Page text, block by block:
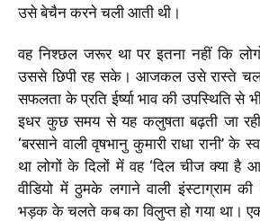
उसे बेचैन करने चली आती थी।
वह निश्छल जरूर था पर इतना नहीं कि
उससे छिपी रह सके। आजकल उसे रास्ते
सफलता के प्रति ईर्ष्या भाव की उपस्थिति से
इधर कुछ समय से यह कलुषता बढ़ती जा
‘बरसाने वाली वृषभानु कुमारी राधा रानी’ के
था लोगों के दिलों में वह ‘दिल चीज क्या है
वीडियो में ठुमके लगाने वाली इंस्टाग्राम
भड़क के चलते कब का विलुप्त हो गया था।